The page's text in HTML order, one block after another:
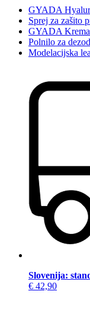
GYADA
Sprej za zašito
GYADA
Polnilo za
Modelacijska
Slovenija:
€ 42,90